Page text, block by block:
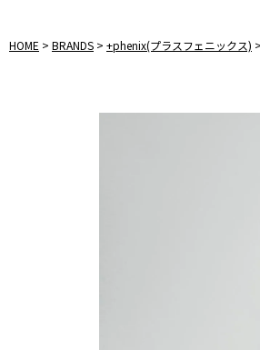
HOME BRANDS +phenix(プラスフェニックス)